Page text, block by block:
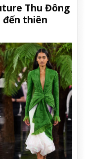
Thu Đông
thiên